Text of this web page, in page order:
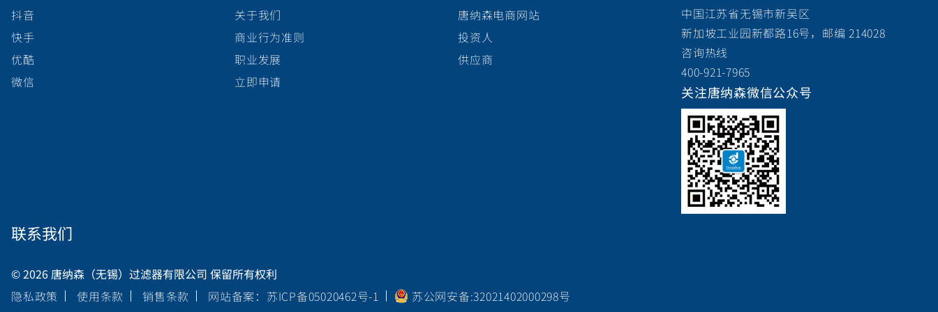
抖音
快手
优酷
微信
关于我们
商业行为准则
职业发展
立即申请
唐纳森电商网站
投资人
供应商
中国江苏省无锡市新吴区
新加坡工业园新都路16号，邮编 214028
咨询热线
400-921-7965
关注唐纳森微信公众号
联系我们
© 2026 唐纳森（无锡）过滤器有限公司 保留所有权利
隐私政策
使用条款 销售条款 网站备案：苏ICP备05020462号-1 苏公网安备:32021402000298号